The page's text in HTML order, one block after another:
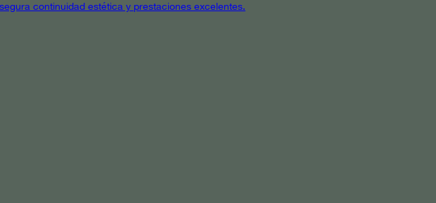
continuidad estética y prestaciones excelentes.